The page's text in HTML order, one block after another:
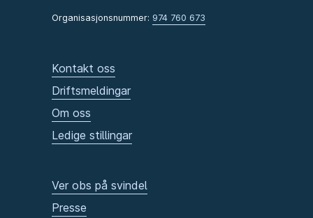
Organisasjonsnummer: 974 760 673
Kontakt oss
Driftsmeldingar
Om oss
Ledige stillingar
Ver obs på svindel
Presse